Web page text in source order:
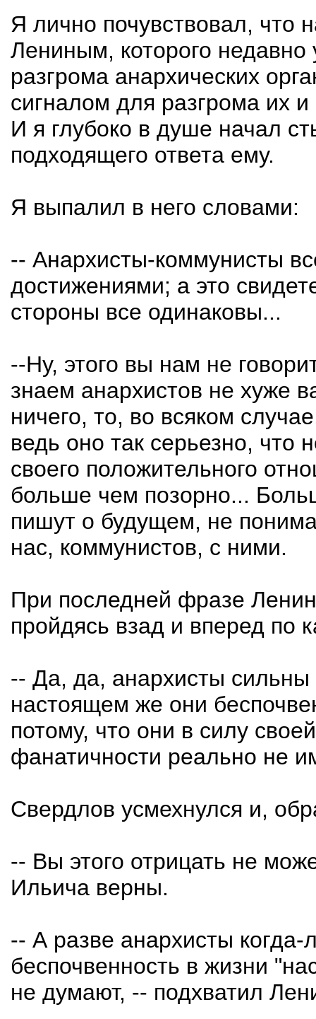
Я лично почувствовал, что
Лениным, которого
разгрома анархических
сигналом для разгрома их
И я глубоко в душе начал
подходящего ответа ему.
Я выпалил в него словами:
-- Анархисты-коммунисты
достижениями; а это
стороны все одинаковы...
--Ну, этого вы нам не
знаем анархистов не хуже
ничего, то, во всяком
ведь оно так серьезно, что
своего положительного
больше чем позорно...
пишут о будущем, не
нас, коммунистов, с ними.
При последней фразе
пройдясь взад и вперед по
-- Да, да, анархисты
настоящем же они
потому, что они в силу
фанатичности реально не
Свердлов усмехнулся и,
-- Вы этого отрицать не
Ильича верны.
-- А разве анархисты
беспочвенность в жизни
не думают, -- подхватил